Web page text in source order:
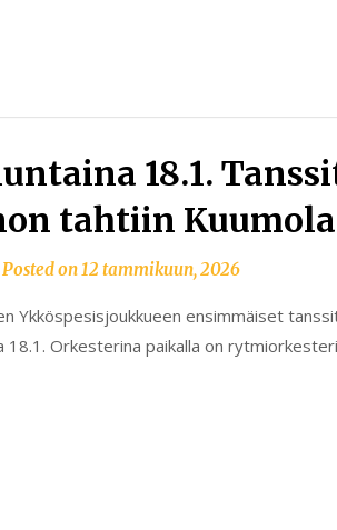
18.1.
tahtiin
Posted on12 tammikuun, 2026
Ykköspesisjoukkueen ensimmäiset
18.1. Orkesterina paikalla on